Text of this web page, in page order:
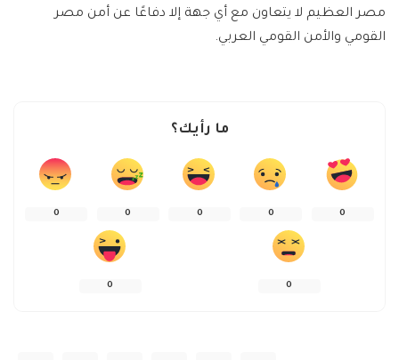
مصر العظيم لا يتعاون مع أي جهة إلا دفاعًا عن أمن مصر
القومي والأمن القومي العربي.
ما رأيك؟
0
0
0
0
0
0
0